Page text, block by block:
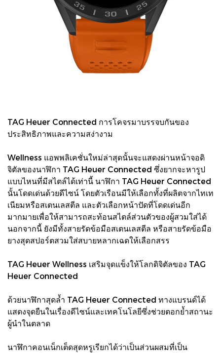
TAG Heuer Connected การโคจรมาบรรจบกันของ
ประสิทธิภาพและความสง่างาม
Wellness แอพพลิเคชั่นใหม่ล่าสุดนั้นจะแสดงผ่านหน้าจอดิ
จิตัลของนาฬิกา TAG Heuer Connected ซึ่งยากจะหารูป
แบบไหนที่มีสไตล์ได้เท่านี้ นาฬิกา TAG Heuer Connected
นั้นโดดเด่นด้วยดีไซน์ โดยตัวเรือนมีให้เลือกทั้งที่ผลิตจากไทเท
เนียมหรือสเตนเลสตีล และตัวเลือกหน้าปัดที่โดดเด่นอีก
มากมายเพื่อให้สามารถสะท้อนสไตล์ส่วนตัวของผู้สวมใส่ได้
นอกจากนี้ ยังมีทั้งสายรัดข้อมือสเตนเลสตีล หรือสายรัดข้อมือ
ยางสุดสปอร์ตสวมใส่สบายหลากเฉดให้เลือกสรร
TAG Heuer Wellness เสริมจุดแข็งให้โลกดิจิตัลของ TAG
Heuer Connected
ด้วยนาฬิกาสุดล้ำ TAG Heuer Connected ทางแบรนด์ได้
แสดงจุดยืนในเรื่องดีไซน์และเทคโนโลยีซึ่งช่วยตอกย้ำสถานะ
ผู้นำในตลาด
นาฬิกาคอนเน็กเต็ดสุดหรูเรียกได้ว่าเป็นส่วนผสมที่เป็น